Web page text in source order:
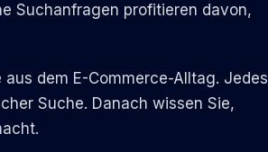
Suchanfragen profitieren davon,
dem E-Commerce-Alltag. Jedes
Suche. Danach wissen Sie,